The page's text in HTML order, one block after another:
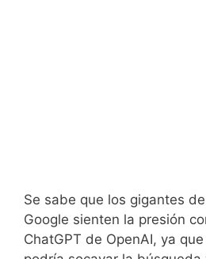
Se sabe que los gigantes
Google sienten la presión
ChatGPT de OpenAI, ya